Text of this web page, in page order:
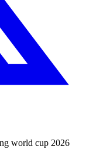
world cup 2026